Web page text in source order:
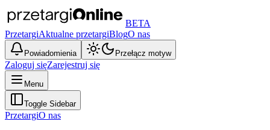
BETA
PrzetargiAktualne przetargiBlogO nas
Powiadomienia Przełącz motyw
Zaloguj sięZarejestruj się
Menu
Toggle Sidebar
PrzetargiO nas